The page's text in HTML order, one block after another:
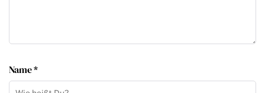
Name *